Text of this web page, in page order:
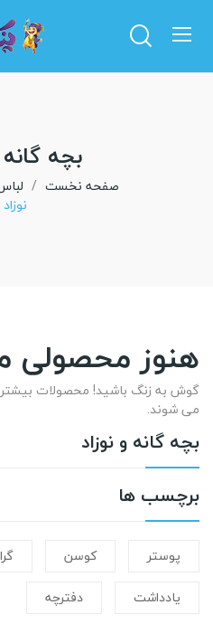
بچه گانه
صفحه نخست
نوزاد
بچه گانه و نوزاد
برچسب ها
پوستر کوسن
یادداشت
دفترچه
هنوز محصولی
گوش به زنگ باشید! محصولات بیشتر
می شوند.